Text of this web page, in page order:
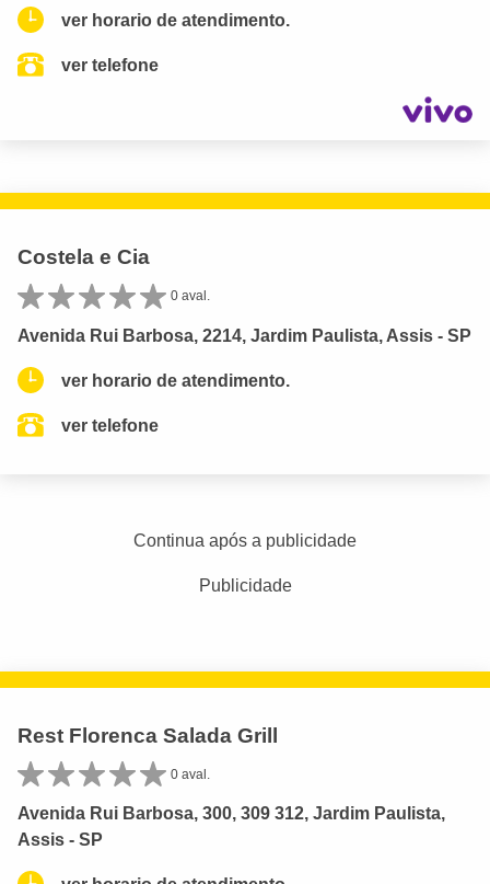
ver horario de atendimento.
ver telefone
Costela e Cia
0 aval.
Avenida Rui Barbosa, 2214, Jardim Paulista, Assis - SP
ver horario de atendimento.
ver telefone
Continua após a publicidade
Publicidade
Rest Florenca Salada Grill
0 aval.
Avenida Rui Barbosa, 300, 309 312, Jardim Paulista,
Assis - SP